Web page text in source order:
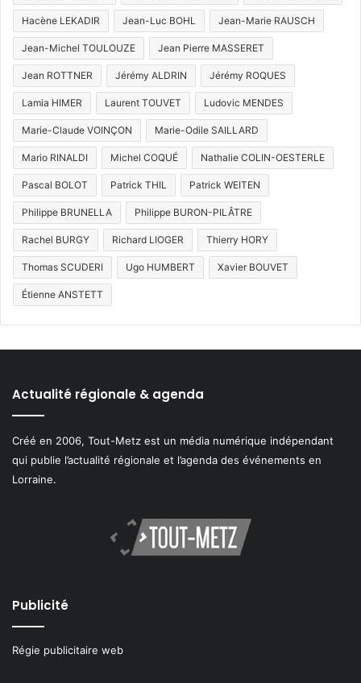
Hacène LEKADIR Jean-Luc BOHL Jean-Marie RAUSCH
Jean-Michel TOULOUZE Jean Pierre MASSERET
Jean ROTTNER Jérémy ALDRIN Jérémy ROQUES
Lamia HIMER Laurent TOUVET Ludovic MENDES
Marie-Claude VOINÇON Marie-Odile SAILLARD
Mario RINALDI Michel COQUÉ Nathalie COLIN-OESTERLE
Pascal BOLOT Patrick THIL Patrick WEITEN
Philippe BRUNELLA Philippe BURON-PILÂTRE
Rachel BURGY Richard LIOGER Thierry HORY
Thomas SCUDERI Ugo HUMBERT Xavier BOUVET
Étienne ANSTETT
Actualité régionale & agenda
Créé en 2006, Tout-Metz est un média numérique indépendant
qui publie l’actualité régionale et l’agenda des événements en
Lorraine.
Publicité
Régie publicitaire web